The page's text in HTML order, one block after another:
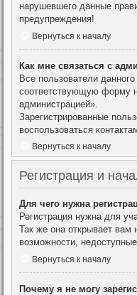
нарушевшего данные
предупреждения!
Вернуться к началу
Как мне связаться с
Все пользователи
соответствующую форму
администрацией».
Зарегистрированные
воспользоваться
Вернуться к началу
Регистрация и
Для чего нужна
Регистрация нужна для
Так же она открывает вам
возможности,
Вернуться к началу
Почему я не могу